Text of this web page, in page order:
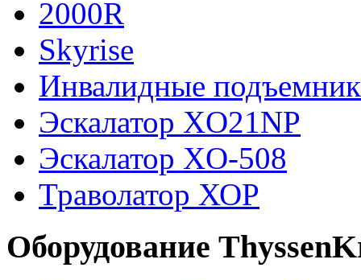
2000R
Skyrise
Инвалидные
Эскалатор XO21NP
Эскалатор XO-508
Траволатор ХОР
Оборудование